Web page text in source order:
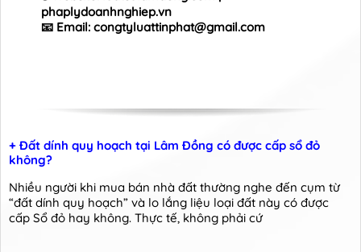
phaplydoanhnghiep.vn
📧 Email: congtyluattinphat@gmail.com
+ Đất dính quy hoạch tại Lâm Đồng có được cấp sổ đỏ
không?
Nhiều người khi mua bán nhà đất thường nghe đến cụm từ
“đất dính quy hoạch” và lo lắng liệu loại đất này có được
cấp Sổ đỏ hay không. Thực tế, không phải cứ